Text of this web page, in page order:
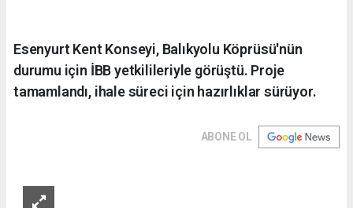
Esenyurt Kent Konseyi, Balıkyolu Köprüsü'nün
durumu için İBB yetkilileriyle görüştü. Proje
tamamlandı, ihale süreci için hazırlıklar sürüyor.
ABONE OL